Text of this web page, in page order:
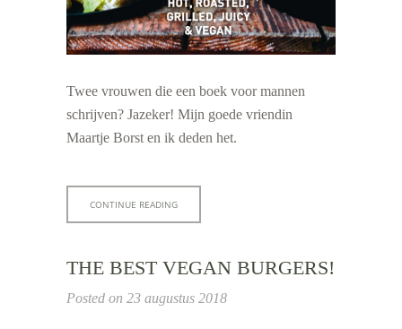
Twee vrouwen die een boek voor mannen
schrijven? Jazeker! Mijn goede vriendin
Maartje Borst en ik deden het.
CONTINUE READING
THE BEST VEGAN BURGERS!
Posted on 23 augustus 2018